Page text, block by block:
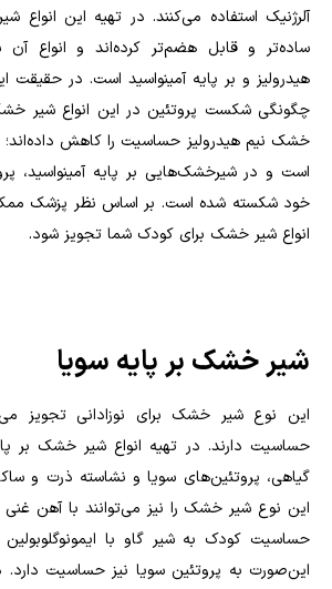
آلرژنیک استفاده می‌کنند. در تهیه این انواع
ساده‌تر و قابل هضم‌تر کرده‌اند و انواع آن
هیدرولیز و بر پایه آمینواسید است. در حقیقت
چگونگی شکست پروتئین در این انواع شیر
خشک نیم هیدرولیز حساسیت را کاهش
است و در شیرخشک‌هایی بر پایه آمینواسید،
خود شکسته شده است. بر اساس نظر پزشک
انواع شیر خشک برای کودک شما تجویز شود.
شیر خشک بر پایه سویا
این نوع شیر خشک برای نوزادانی تجویز
حساسیت دارند. در تهیه انواع شیر خشک بر
گیاهی، پروتئین‌های سویا و نشاسته ذرت و
این نوع شیر خشک را نیز می‌توانند با آهن غنی
حساسیت کودک به شیر گاو با ایمونوگلوبولین
این‌صورت به پروتئین سویا نیز حساسیت